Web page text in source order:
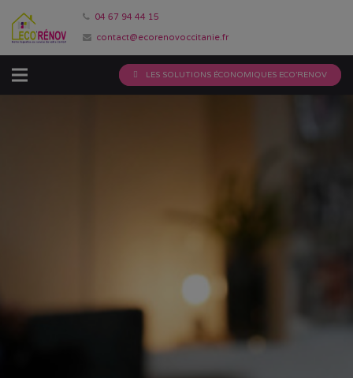
04 67 94 44 15
contact@ecorenovoccitanie.fr
LES SOLUTIONS ÉCONOMIQUES ECO’RENOV